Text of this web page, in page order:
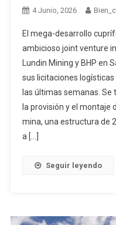
4 Junio, 2026
El mega-desarrollo
ambicioso joint venture
Lundin Mining y BHP en
sus licitaciones
las últimas semanas.
la provisión y el montaje
mina, una estructura de
a […]
Seguir leyendo